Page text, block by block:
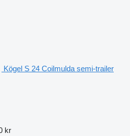
Kögel S 24 Coilmulda semi-trailer
kr